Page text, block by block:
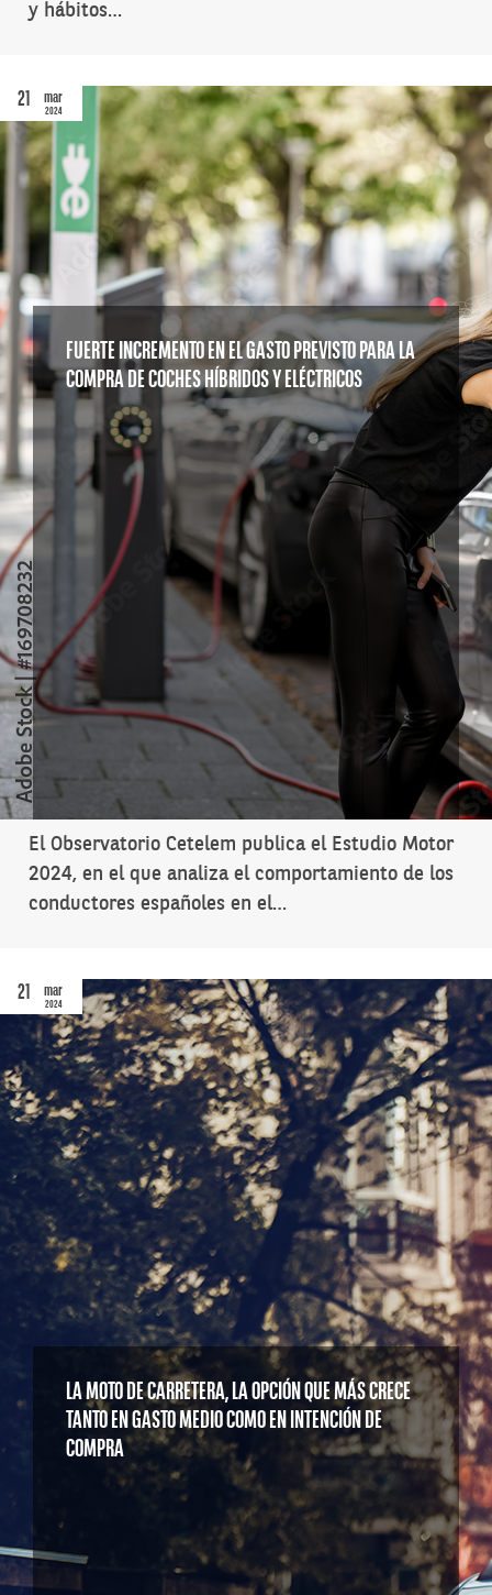
y hábitos…
21 mar
2024
FUERTE INCREMENTO EN EL GASTO PREVISTO PARA LA
COMPRA DE COCHES HÍBRIDOS Y ELÉCTRICOS
El Observatorio Cetelem publica el Estudio Motor
2024, en el que analiza el comportamiento de los
conductores españoles en el…
21 mar
2024
LA MOTO DE CARRETERA, LA OPCIÓN QUE MÁS CRECE
TANTO EN GASTO MEDIO COMO EN INTENCIÓN DE
COMPRA